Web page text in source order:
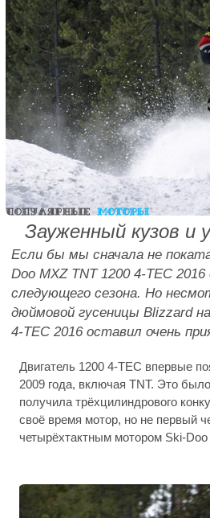
Зауженный кузов и
Если бы мы сначала не
Doo MXZ TNT 1200 4-TEC
следующего сезона. Но
дюймовой гусеницы Blizzard
4-TEC 2016 оставил очень
Двигатель 1200 4-TEC впервые
2009 года, включая TNT. Это
получила трёхцилиндрового
своё время мотор, но не первый
четырёхтактным мотором Ski-